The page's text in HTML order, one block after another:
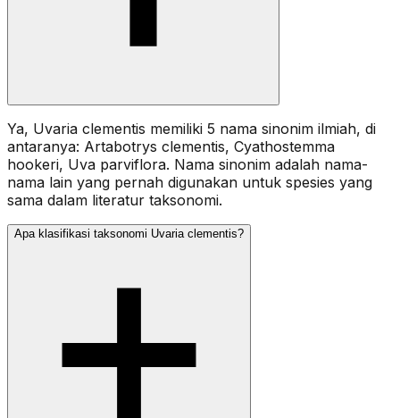
Ya, Uvaria clementis memiliki 5 nama sinonim ilmiah, di
antaranya: Artabotrys clementis, Cyathostemma
hookeri, Uva parviflora. Nama sinonim adalah nama-
nama lain yang pernah digunakan untuk spesies yang
sama dalam literatur taksonomi.
Apa klasifikasi taksonomi Uvaria clementis?